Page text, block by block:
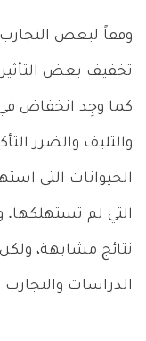
وفقاً لبعض التجارب
تخفيف بعض
كما وجِد انخفاض في
والتلبف والضرر
الحيوانات التي
التي لم
نتائج مشابهة،
الدراسات والتجارب